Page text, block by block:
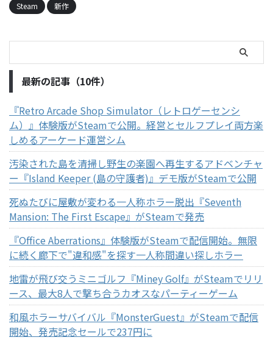
Steam 新作
最新の記事（10件）
『Retro Arcade Shop Simulator（レトロゲーセンシ
ム）』体験版がSteamで公開。経営とセルフプレイ両方楽
しめるアーケード運営シム
汚染された島を清掃し野生の楽園へ再生するアドベンチャ
ー『Island Keeper (島の守護者)』デモ版がSteamで公開
死ぬたびに屋敷が変わる一人称ホラー脱出『Seventh
Mansion: The First Escape』がSteamで発売
『Office Aberrations』体験版がSteamで配信開始。無限
に続く廊下で"違和感"を探す一人称間違い探しホラー
地雷が飛び交うミニゴルフ『Miney Golf』がSteamでリリ
ース、最大8人で撃ち合うカオスなパーティーゲーム
和風ホラーサバイバル『MonsterGuest』がSteamで配信
開始、発売記念セールで237円に